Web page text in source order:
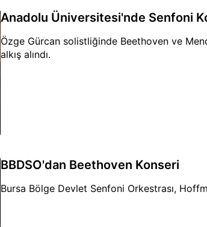
Anadolu Üniversitesi'nde Senfoni
Özge Gürcan solistliğinde Beethoven ve
alkış alındı.
BBDSO'dan Beethoven Konseri
Bursa Bölge Devlet Senfoni Orkestrası,